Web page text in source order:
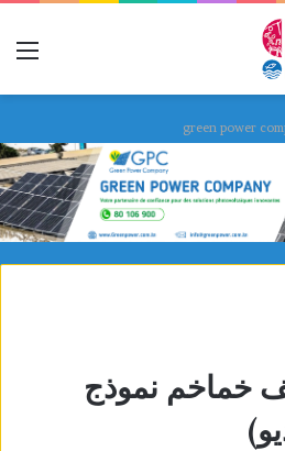
green power
خماخم نموذج